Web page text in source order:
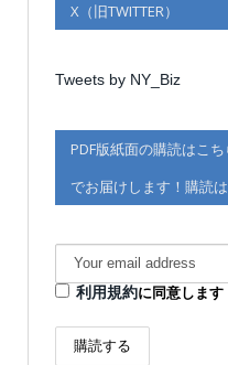
X（旧TWITTER）
Tweets by NY_Biz
PDF版紙面の購読はこ
でお届けします！購読は
利用規約に同意します